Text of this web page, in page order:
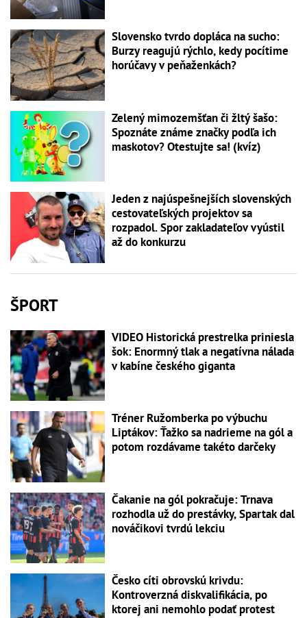
Slovensko tvrdo dopláca na sucho:
Burzy reagujú rýchlo, kedy pocítime
horúčavy v peňaženkách?
Zelený mimozemšťan či žltý šašo:
Spoznáte známe značky podľa ich
maskotov? Otestujte sa! (kvíz)
Jeden z najúspešnejších slovenských
cestovateľských projektov sa
rozpadol. Spor zakladateľov vyústil
až do konkurzu
ŠPORT
VIDEO Historická prestrelka priniesla
šok: Enormný tlak a negatívna nálada
v kabíne českého giganta
Tréner Ružomberka po výbuchu
Liptákov: Ťažko sa nadrieme na gól a
potom rozdávame takéto darčeky
Čakanie na gól pokračuje: Trnava
rozhodla už do prestávky, Spartak dal
nováčikovi tvrdú lekciu
Česko cíti obrovskú krivdu:
Kontroverzná diskvalifikácia, po
ktorej ani nemohlo podať protest